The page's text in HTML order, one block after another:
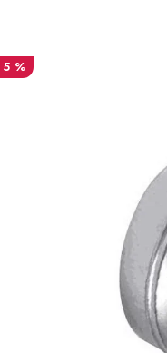
5 %